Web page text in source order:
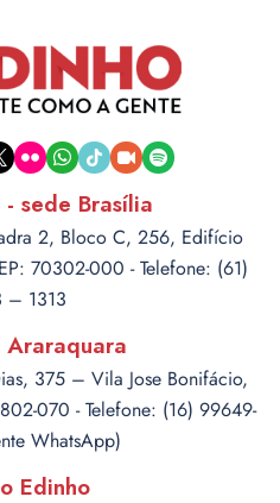
flickrwhatsapp
tiktokvideo-spotify
sede Brasília
2, Bloco C, 256, Edifício
70302-000 - Telefone: (61)
– 1313
Araraquara
375 – Vila Jose Bonifácio,
070 - Telefone: (16) 99649-
WhatsApp)
Edinho